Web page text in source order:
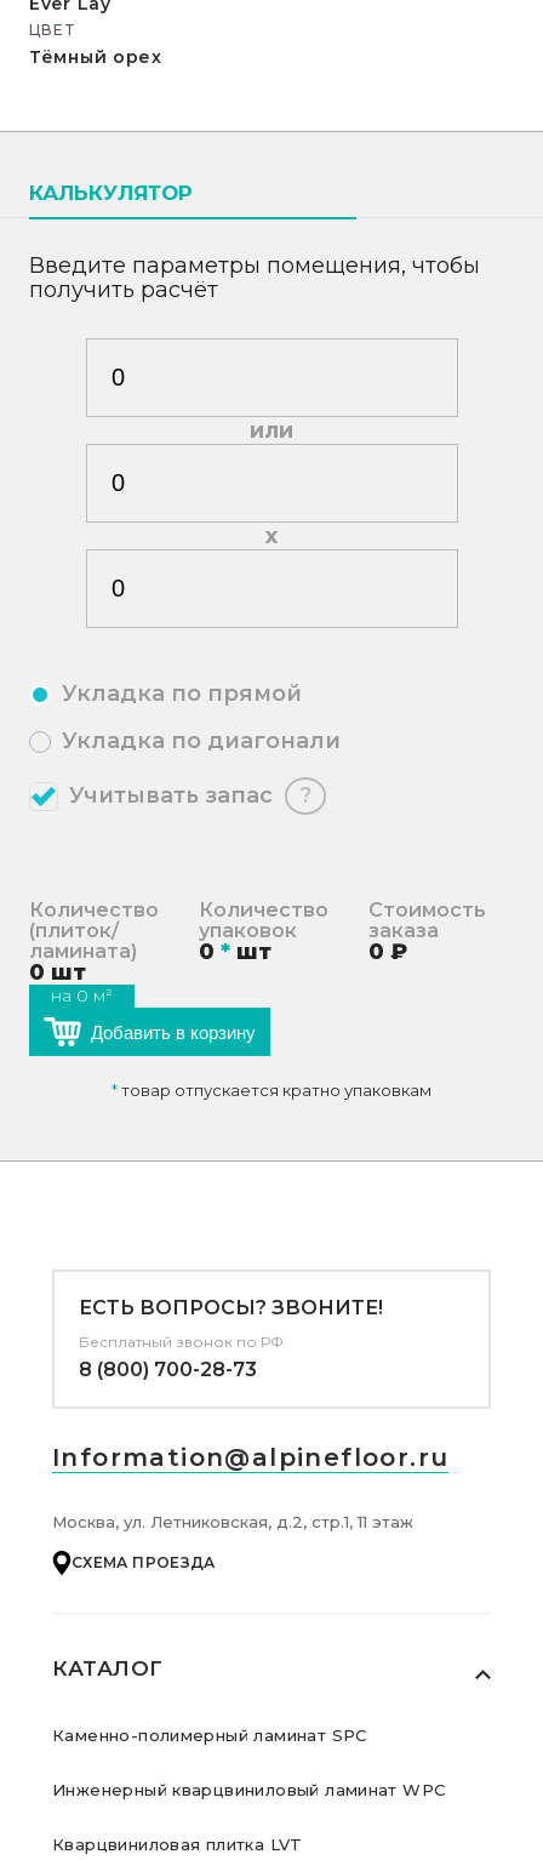
ЦВЕТ
Тёмный орех
КАЛЬКУЛЯТОР
Введите параметры помещения, чтобы
получить расчёт
или
х
Укладка по прямой
Укладка по диагонали
Учитывать запас ?
Количество
(плиток/
ламината)
0 шт
на 0 м²
Количество
упаковок
0 * шт
Стоимость
заказа
0 ₽
Добавить в корзину
*товар отпускается кратно упаковкам
КАТАЛОГ
Каменно-полимерный ламинат SPC
Инженерный кварцвиниловый ламинат WPC
Кварцвиниловая плитка LVT
ЕСТЬ ВОПРОСЫ? ЗВОНИТЕ!
Бесплатный звонок по РФ
8 (800) 700-28-73
Information@alpinefloor.ru
Москва, ул. Летниковская, д.2, стр.1, 11 этаж
СХЕМА ПРОЕЗДА